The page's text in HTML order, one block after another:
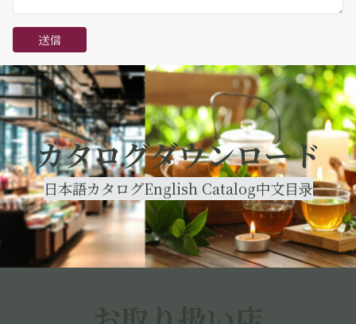
カタログダウンロード
日本語カタログEnglish Catalog中文目录